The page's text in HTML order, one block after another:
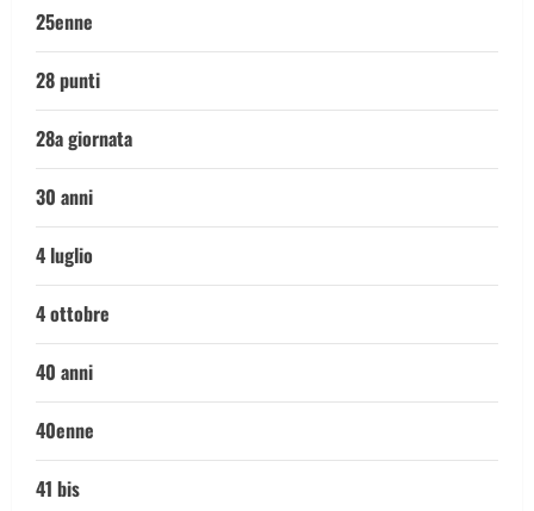
25enne
28 punti
28a giornata
30 anni
4 luglio
4 ottobre
40 anni
40enne
41 bis